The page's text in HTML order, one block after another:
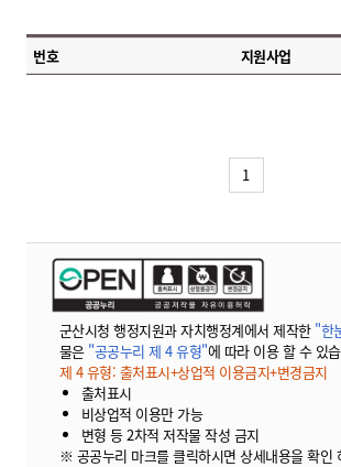
번호 지원사업
1
군산시청 행정지원과 자치행정계에서 제작한 "한
물은 "공공누리 제 4 유형"에 따라 이용 할 수 있
제 4 유형: 출처표시+상업적 이용금지+변경금지
출처표시
비상업적 이용만 가능
변형 등 2차적 저작물 작성 금지
※ 공공누리 마크를 클릭하시면 상세내용을 확인